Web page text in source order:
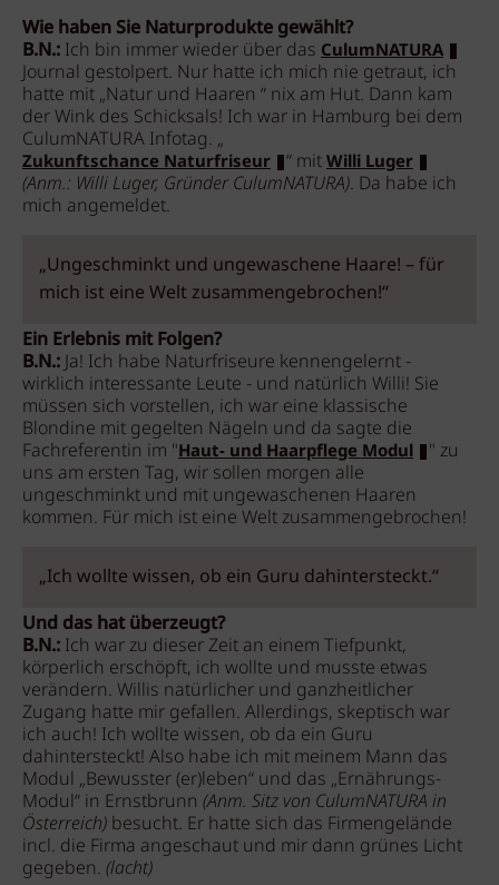
Wie haben Sie Naturprodukte gewählt?
B.N.: Ich bin immer wieder über das CulumNATURA
Journal gestolpert. Nur hatte ich mich nie getraut, ich
hatte mit „Natur und Haaren “ nix am Hut. Dann kam
der Wink des Schicksals! Ich war in Hamburg bei dem
CulumNATURA Infotag. „
Zukunftschance Naturfriseur “ mitWilli Luger
(Anm.: Willi Luger, Gründer CulumNATURA). Da habe ich
mich angemeldet.
„Ungeschminkt und ungewaschene Haare! – für
mich ist eine Welt zusammengebrochen!“
Ein Erlebnis mit Folgen?
B.N.:Ja! Ich habe Naturfriseure kennengelernt -
wirklich interessante Leute - und natürlich Willi! Sie
müssen sich vorstellen, ich war eine klassische
Blondine mit gegelten Nägeln und da sagte die
Fachreferentin im "Haut- und Haarpflege Modul
" zu
uns am ersten Tag, wir sollen morgen alle
ungeschminkt und mit ungewaschenen Haaren
kommen. Für mich ist eine Welt zusammengebrochen!
„Ich wollte wissen, ob ein Guru dahintersteckt.“
Und das hat überzeugt?
B.N.: Ich war zu dieser Zeit an einem Tiefpunkt,
körperlich erschöpft, ich wollte und musste etwas
verändern. Willis natürlicher und ganzheitlicher
Zugang hatte mir gefallen. Allerdings, skeptisch war
ich auch! Ich wollte wissen, ob da ein Guru
dahintersteckt! Also habe ich mit meinem Mann das
Modul „Bewusster (er)leben“ und das „Ernährungs-
Modul“ in Ernstbrunn (Anm. Sitz von CulumNATURA in
Österreich) besucht. Er hatte sich das Firmengelände
incl. die Firma angeschaut und mir dann grünes Licht
gegeben. (lacht)